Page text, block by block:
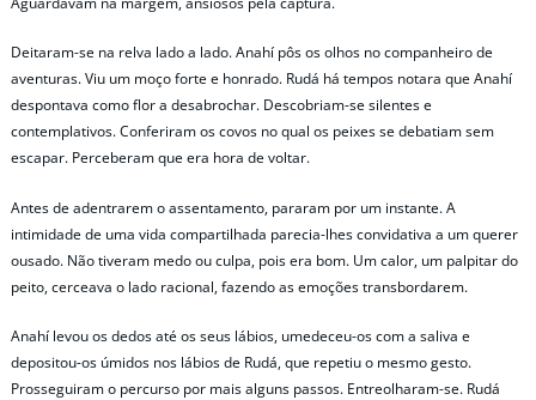
Deitaram-se na relva lado a lado. Anahí pôs os olhos no companheiro de
aventuras. Viu um moço forte e honrado. Rudá há tempos notara que Anahí
despontava como flor a desabrochar. Descobriam-se silentes e
contemplativos. Conferiram os covos no qual os peixes se debatiam sem
escapar. Perceberam que era hora de voltar.
Antes de adentrarem o assentamento, pararam por um instante. A
intimidade de uma vida compartilhada parecia-lhes convidativa a um querer
ousado. Não tiveram medo ou culpa, pois era bom. Um calor, um palpitar do
peito, cerceava o lado racional, fazendo as emoções transbordarem.
Anahí levou os dedos até os seus lábios, umedeceu-os com a saliva e
depositou-os úmidos nos lábios de Rudá, que repetiu o mesmo gesto.
Prosseguiram o percurso por mais alguns passos. Entreolharam-se. Rudá